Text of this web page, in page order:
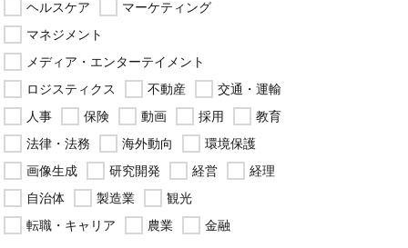
ヘルスケア
マーケティング
マネジメント
メディア・エンターテイメント
ロジスティクス
不動産
交通・運輸
人事
保険 動画 採用
教育
法律・法務
海外動向
環境保護
画像生成
研究開発 経営
経理
自治体
製造業
観光
転職・キャリア
農業 金融